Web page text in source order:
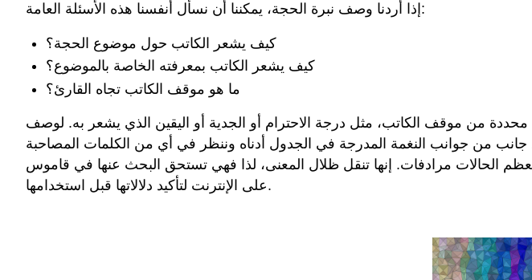
إذا أردنا وصف نبرة الحجة، يمكننا أن نسأل أنفسنا هذه الأسئلة العامة:
كيف يشعر الكاتب حول موضوع الحجة؟
كيف يشعر الكاتب بمعرفته الخاصة بالموضوع؟
ما هو موقف الكاتب تجاه القارئ؟
محددة من موقف الكاتب، مثل درجة الاحترام أو الجدية أو اليقين الذي يشعر به. لوصف
من جوانب النغمة المدرجة في الجدول أدناه وننظر في أي من الكلمات المصاحبة
الحالات مرادفات. إنها تنقل ظلال المعنى، لذا فهي تستحق البحث عنها في قاموس
على الإنترنت لتأكيد دلالاتها قبل استخدامها.